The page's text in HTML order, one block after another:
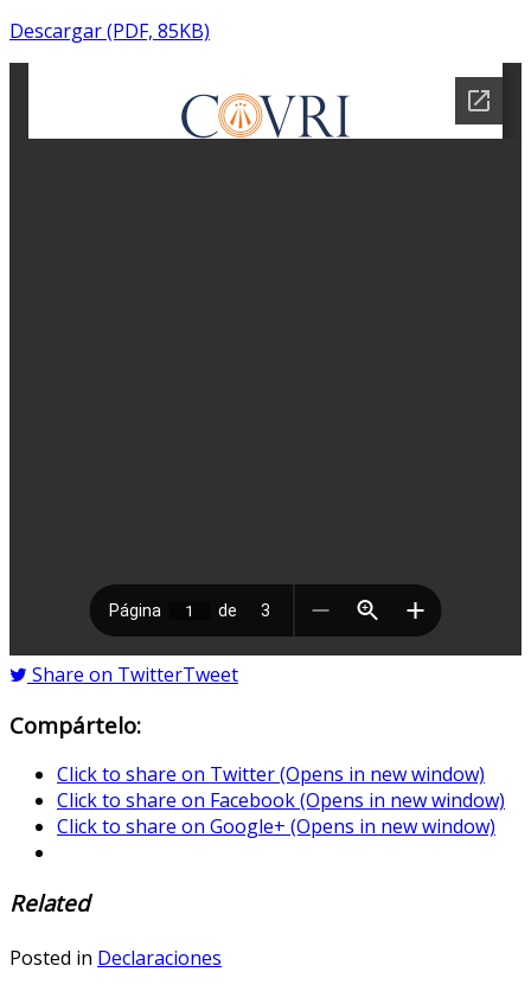
Descargar (PDF, 85KB)
Share on TwitterTweet
Compártelo:
Click to share on Twitter (Opens in new window)
Click to share on Facebook (Opens in new window)
Click to share on Google+ (Opens in new window)
Related
Posted in Declaraciones